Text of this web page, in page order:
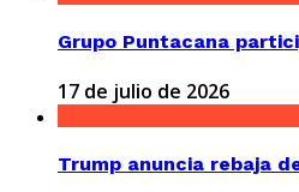
Grupo Puntacana
17 de julio de 2026
Trump anuncia rebaja